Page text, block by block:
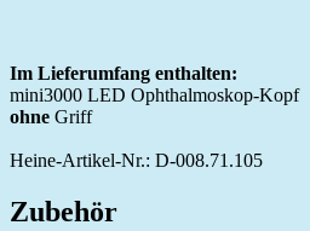
Im Lieferumfang enthalten:
mini3000 LED Ophthalmoskop-Kopf
ohne Griff
Heine-Artikel-Nr.: D-008.71.105
Zubehör